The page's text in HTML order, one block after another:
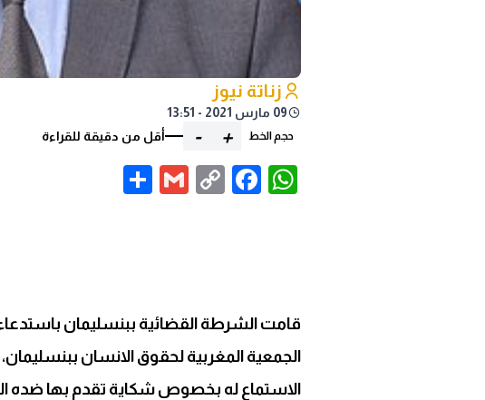
زناتة نيوز
09 مارس 2021 - 13:51
حجم الخط +
- أقل من دقيقة للقراءة
WhatsApp
Facebook
Copy
Gmail
قامت الشرطة القضائية ببنسليمان
الجمعية المغربية لحقوق الانسان
الاستماع له بخصوص شكاية تقدم بها ضده